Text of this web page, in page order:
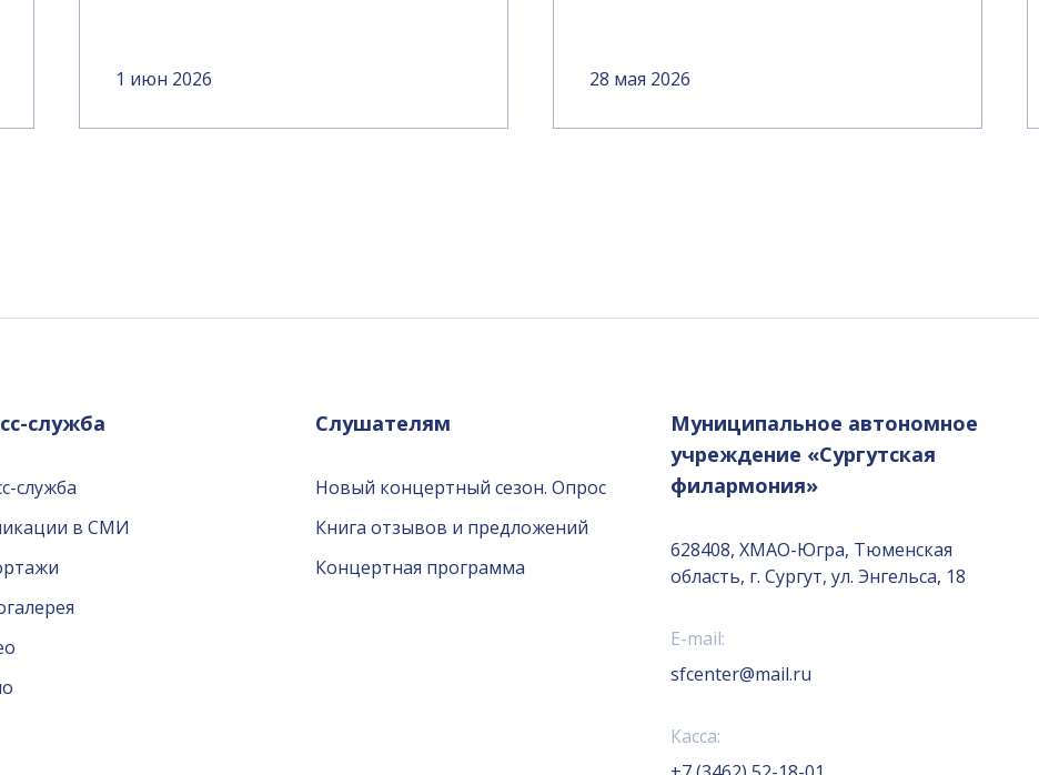
1 июн 2026 28 мая 2026
служба
служба
в СМИ
Слушателям
Новый концертный сезон. Опрос
Книга отзывов и предложений
Концертная программа
Муниципальное автономное
учреждение «Сургутская
филармония»
628408, ХМАО-Югра, Тюменская
область, г. Сургут, ул. Энгельса, 18
E-mail:
sfcenter@mail.ru
Касса: